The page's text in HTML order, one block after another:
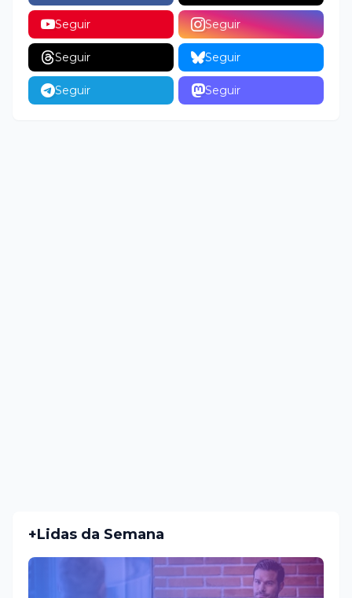
Seguir Seguir
Seguir Seguir
Seguir Seguir
+Lidas da Semana